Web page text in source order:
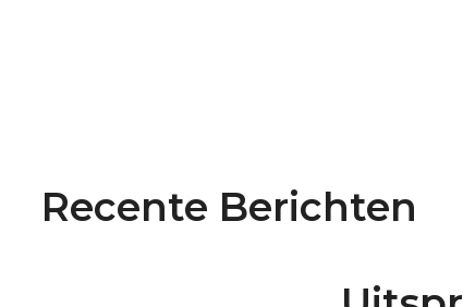
Recente Berichten